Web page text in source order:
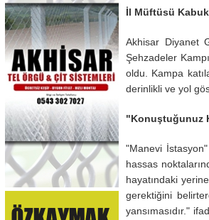
İl Müftüsü
Akhisar Diyanet
Şehzadeler
oldu. Kampa
derinlikli ve yol
"Konuştuğunuz
"Manevi
hassas
hayatındaki
gerektiğini
yansımasıdır."